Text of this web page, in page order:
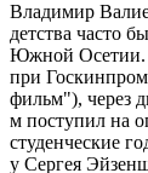
Владимир
детства часто
Южной Осетии.
при
фильм"), через
м поступил на
студенческие
у Сергея